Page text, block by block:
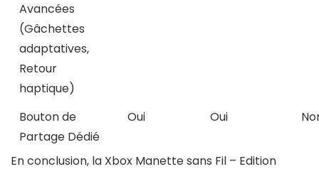
Avancées
(Gâchettes
adaptatives,
Retour
haptique)
Bouton de
Partage Dédié
Oui Oui
En conclusion, la Xbox Manette sans Fil – Edition